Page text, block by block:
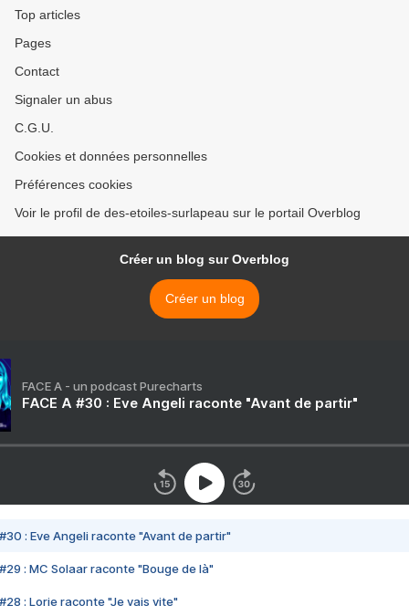
Top articles
Pages
Contact
Signaler un abus
C.G.U.
Cookies et données personnelles
Préférences cookies
Voir le profil de des-etoiles-surlapeau sur le portail Overblog
Créer un blog sur Overblog
Créer un blog
FACE A - un podcast Purecharts
FACE A #30 : Eve Angeli raconte "Avant de partir"
#30 : Eve Angeli raconte "Avant de partir"
#29 : MC Solaar raconte "Bouge de là"
#28 : Lorie raconte "Je vais vite"